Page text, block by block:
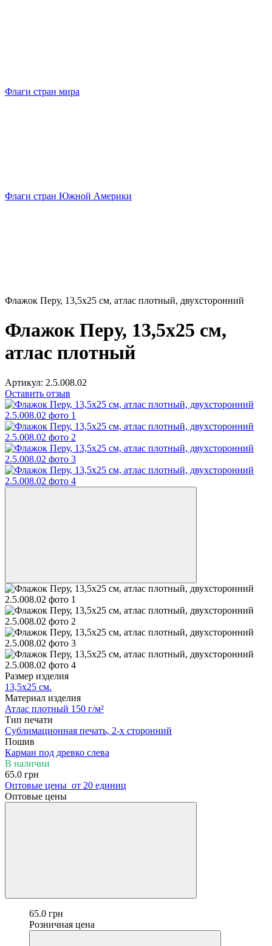
Флаги стран мира
Флаги стран Южной Америки
Флажок Перу, 13,5х25 см, атлас плотный, двухсторонний
Флажок Перу, 13,5х25 см,
атлас плотный
Артикул: 2.5.008.02
Оставить отзыв
Размер изделия
13,5х25 см.
Материал изделия
Атлас плотный 150 г/м²
Тип печати
Сублимационная печать, 2-х сторонний
Пошив
Карман под древко слева
В наличии
65.0 грн
Оптовые цены от 20 единиц
Оптовые цены
65.0 грн
Розничная цена